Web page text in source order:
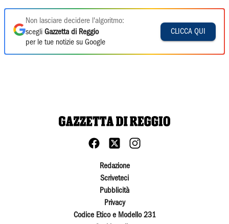
Non lasciare decidere l'algoritmo:
scegli Gazzetta di Reggio
per le tue notizie su Google
CLICCA QUI
Redazione
Scriveteci
Pubblicità
Privacy
Codice Etico e Modello 231